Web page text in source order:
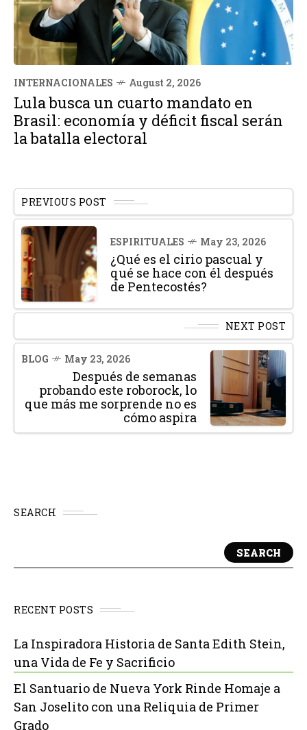
INTERNACIONALES August 2, 2026
Lula busca un cuarto mandato en
Brasil: economía y déficit fiscal serán
la batalla electoral
PREVIOUS POST
ESPIRITUALES May 23, 2026
¿Qué es el cirio pascual y
qué se hace con él después
de Pentecostés?
NEXT POST
BLOG May 23, 2026
Después de semanas
probando este roborock, lo
que más me sorprende no es
cómo aspira
SEARCH
SEARCH
RECENT POSTS
La Inspiradora Historia de Santa Edith Stein,
una Vida de Fe y Sacrificio
El Santuario de Nueva York Rinde Homaje a
San Joselito con una Reliquia de Primer
Grado